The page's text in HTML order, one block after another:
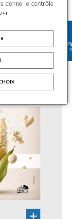
donne le contrôle